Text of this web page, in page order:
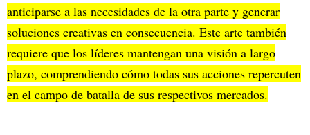
anticiparse a las necesidades de la otra parte y generar
soluciones creativas en consecuencia. Este arte también
requiere que los líderes mantengan una visión a largo
plazo, comprendiendo cómo todas sus acciones repercuten
en el campo de batalla de sus respectivos mercados.